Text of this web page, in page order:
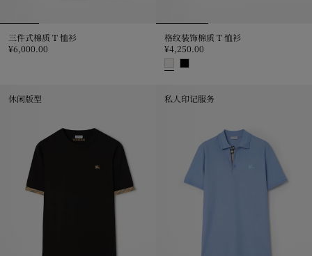
三件式棉质 T 恤衫
¥6,000.00
格纹装饰棉质 T 恤衫
¥4,250.00
休闲版型 私人印记服务